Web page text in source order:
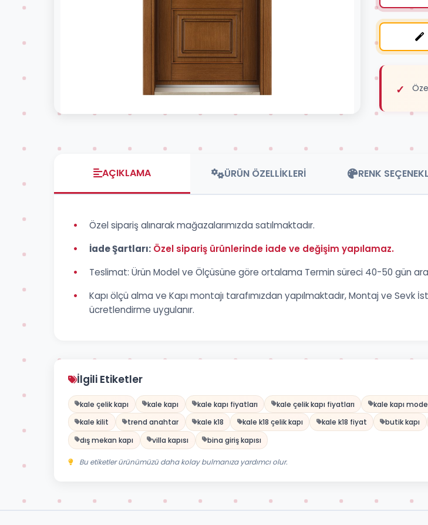
AÇIKLAMA ÜRÜN ÖZELLİKLERİ RENK
•
Özel sipariş alınarak mağazalarımızda satılmaktadır.
•
İade Şartları: Özel sipariş ürünlerinde iade ve değişim yapılamaz.
•
Teslimat: Ürün Model ve Ölçüsüne göre ortalama Termin süreci 40-50 gün
•
Kapı ölçü alma ve Kapı montajı tarafımızdan yapılmaktadır, Montaj ve Sevk
ücretlendirme uygulanır.
İlgili Etiketler
kale çelik kapı kale kapı kale kapı fiyatları kale çelik kapı fiyatları kale kapı
kale kilit
trend anahtar kale k18 kale k18 çelik kapı kale k18 fiyat butik kapı
dış mekan kapı
villa kapısı bina giriş kapısı
Bu etiketler ürünümüzü daha kolay bulmanıza yardımcı olur.